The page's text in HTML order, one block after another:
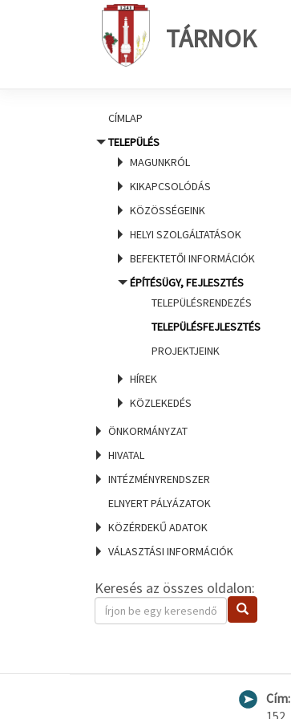
TÁRNOK
CÍMLAP
TELEPÜLÉS
MAGUNKRÓL
KIKAPCSOLÓDÁS
KÖZÖSSÉGEINK
HELYI SZOLGÁLTATÁSOK
BEFEKTETŐI INFORMÁCIÓK
ÉPÍTÉSÜGY, FEJLESZTÉS
TELEPÜLÉSRENDEZÉS
TELEPÜLÉSFEJLESZTÉS
PROJEKTJEINK
HÍREK
KÖZLEKEDÉS
ÖNKORMÁNYZAT
HIVATAL
INTÉZMÉNYRENDSZER
ELNYERT PÁLYÁZATOK
KÖZÉRDEKŰ ADATOK
VÁLASZTÁSI INFORMÁCIÓK
Keresés az összes oldalon:
Keresendő
kifejezés
Keresés
Cím:
152.